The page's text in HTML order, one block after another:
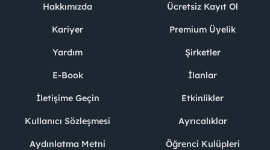
Hakkımızda
Kariyer
Yardım
E-Book
İletişime Geçin
Kullanıcı Sözleşmesi
Aydınlatma Metni
Ücretsiz Kayıt Ol
Premium Üyelik
Şirketler
İlanlar
Etkinlikler
Ayrıcalıklar
Öğrenci Kulüpleri